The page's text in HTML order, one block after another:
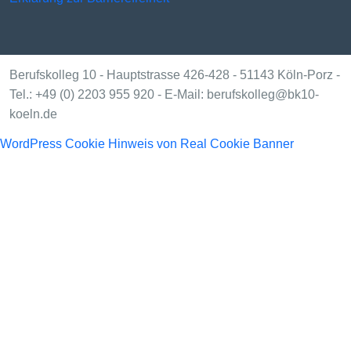
Berufskolleg 10 - Hauptstrasse 426-428 - 51143 Köln-Porz -
Tel.: +49 (0) 2203 955 920 - E-Mail: berufskolleg@bk10-
koeln.de
WordPress Cookie Hinweis von Real Cookie Banner